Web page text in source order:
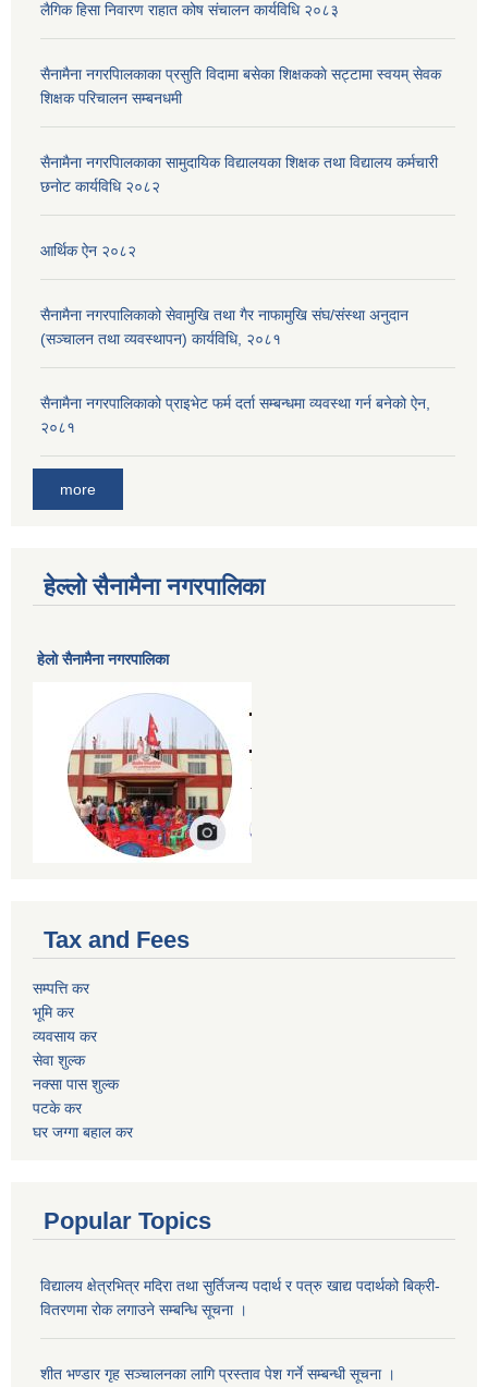
लैगिक हिसा निवारण राहात कोष संचालन कार्यविधि २०८३
सैनामैना नगरपािलकाका प्रसुति विदामा बसेका शिक्षककाे सट्टामा स्वयम् सेवक
शिक्षक परिचालन सम्बनधमी
सैनामैना नगरपािलकाका सामुदायिक विद्यालयका शिक्षक तथा विद्यालय कर्मचारी
छनाेट कार्यविधि २०८२
आर्थिक ऐन २०८२
सैनामैना नगरपालिकाको सेवामुखि तथा गैर नाफामुखि संघ/संस्था अनुदान
(सञ्चालन तथा व्यवस्थापन) कार्यविधि, २०८१
सैनामैना नगरपालिकाको प्राइभेट फर्म दर्ता सम्बन्धमा व्यवस्था गर्न बनेको ऐन,
२०८१
more
हेल्लो सैनामैना नगरपालिका
हेलाे सैनामैना नगरपालिका
Tax and Fees
सम्पत्ति कर
भूमि कर
व्यवसाय कर
सेवा शुल्क
नक्सा पास शुल्क
पटके कर
घर जग्गा बहाल कर
Popular Topics
विद्यालय क्षेत्रभित्र मदिरा तथा सुर्तिजन्य पदार्थ र पत्रु खाद्य पदार्थको बिक्री-
वितरणमा रोक लगाउने सम्बन्धि सूचना ।
शीत भण्डार गृह सञ्चालनका लागि प्रस्ताव पेश गर्ने सम्बन्धी सूचना ।